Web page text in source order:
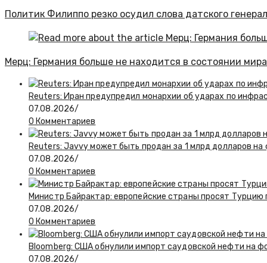
Политик Филиппо резко осудил слова датского
Мерц: Германия больше не находится в состоянии мира
Reuters: Иран предупредил монархии об ударах по
07.08.2026/
0 Комментариев
Reuters: Javvy может быть продан за 1 млрд долларов на
07.08.2026/
0 Комментариев
Министр Байрактар: европейские страны просят Турцию
07.08.2026/
0 Комментариев
Bloomberg: США обнулили импорт саудовской нефти на
07.08.2026/